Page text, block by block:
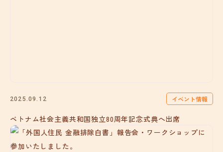
2025.09.12 イベント情報
ベトナム社会主義共和国独立80周年記念式典へ出席